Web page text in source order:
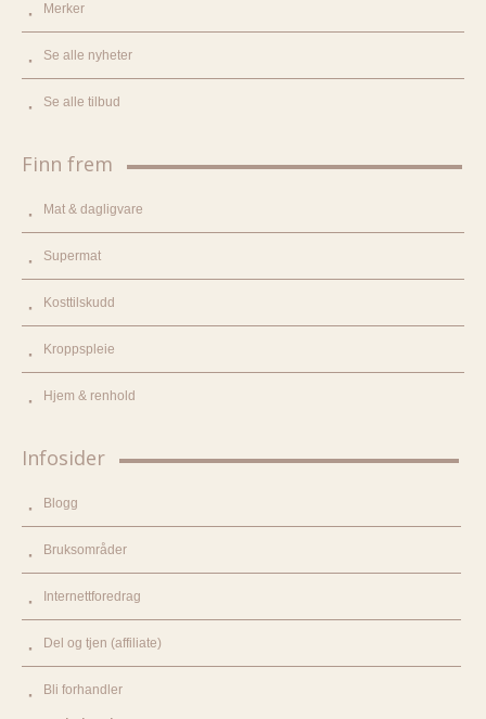
Merker
Se alle nyheter
Se alle tilbud
Finn frem
Mat & dagligvare
Supermat
Kosttilskudd
Kroppspleie
Hjem & renhold
Infosider
Blogg
Bruksområder
Internettforedrag
Del og tjen (affiliate)
Bli forhandler